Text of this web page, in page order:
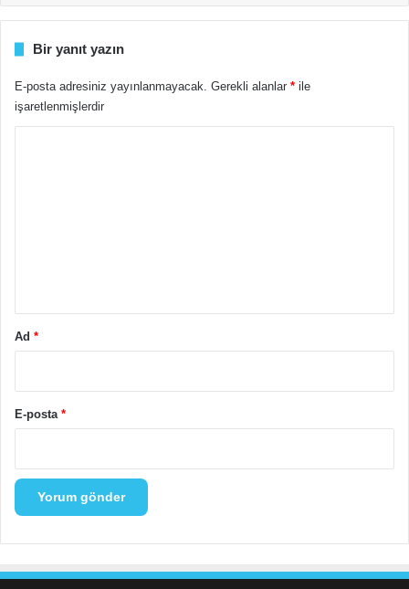
Bir yanıt yazın
E-posta adresiniz yayınlanmayacak. Gerekli alanlar * ile
işaretlenmişlerdir
Ad *
E-posta *